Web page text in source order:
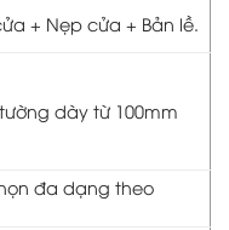
+ Nẹp cửa + Bản lề.
dày từ 100mm
đa dạng theo